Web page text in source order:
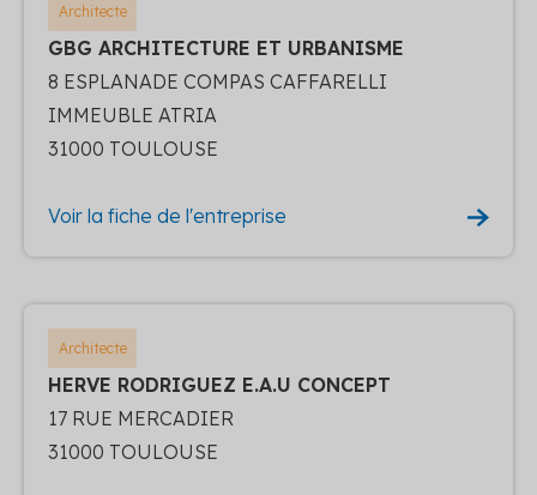
Architecte
GBG ARCHITECTURE ET URBANISME
8 ESPLANADE COMPAS CAFFARELLI
IMMEUBLE ATRIA
31000 TOULOUSE
Voir la fiche de l'entreprise
Architecte
HERVE RODRIGUEZ E.A.U CONCEPT
17 RUE MERCADIER
31000 TOULOUSE